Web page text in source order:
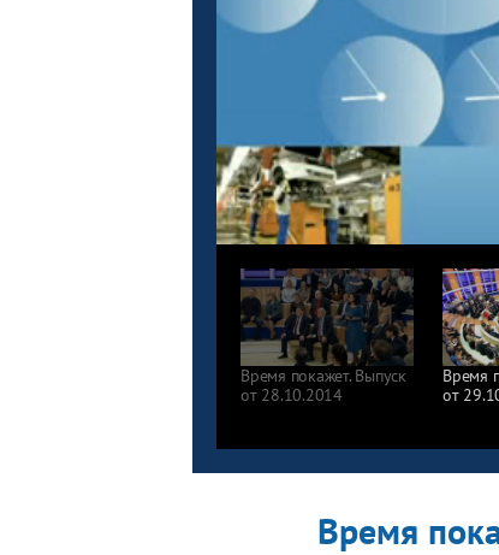
Время покажет. Выпуск
от 28.10.2014
Время
от
Время